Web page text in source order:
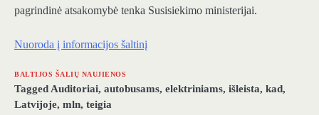
pagrindinė atsakomybė tenka Susisiekimo ministerijai.
Nuoroda į informacijos šaltinį
BALTIJOS ŠALIŲ NAUJIENOS
Tagged Auditoriai, autobusams, elektriniams, išleista, kad,
Latvijoje, mln, teigia